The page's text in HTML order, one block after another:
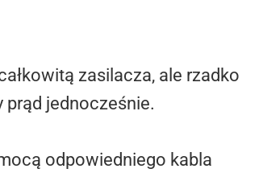
zasilacza, ale rzadko
prąd jednocześnie.
odpowiedniego kabla